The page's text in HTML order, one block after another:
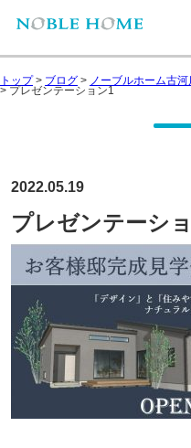
トップ> ブログ > ノーブルホーム古河
> プレゼンテーション1
2022.05.19
プレゼンテーシ